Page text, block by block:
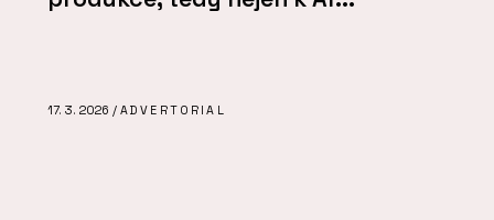
17. 3. 2026 / ADVERTORIAL